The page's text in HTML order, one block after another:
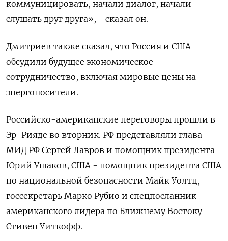
коммуницировать, начали диалог, начали
слушать друг друга», - сказал он.
Дмитриев также сказал, что Россия и США
обсудили будущее экономическое
сотрудничество, включая мировые цены на
энергоносители.
Российско-американские переговоры прошли в
Эр-Рияде во вторник. РФ представляли глава
МИД РФ Сергей Лавров и помощник президента
Юрий Ушаков, США - помощник президента США
по национальной безопасности Майк Уолтц,
госсекретарь Марко Рубио и спецпосланник
американского лидера по Ближнему Востоку
Стивен Уиткофф.